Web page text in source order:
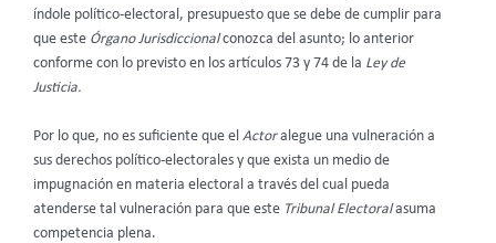
índole político-electoral, presupuesto que se debe de cumplir para
que este Órgano Jurisdiccionalconozca del asunto; lo anterior
conforme con lo previsto en los artículos 73 y 74 de la Ley de
Justicia.
Por lo que, no es suficiente que el Actoralegue una vulneración a
sus derechos político-electorales y que exista un medio de
impugnación en materia electoral a través del cual pueda
atenderse tal vulneración para que este Tribunal Electoralasuma
competencia plena.